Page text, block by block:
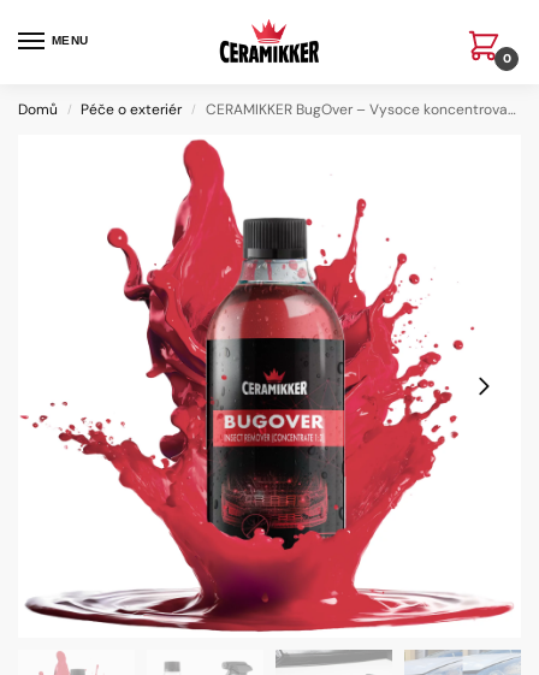
MENU
0
Domů / Péče o exteriér / CERAMIKKER BugOver – Vysoce koncentrovaný přípravek na odstranění hmyzu (koncentrát 1:3)